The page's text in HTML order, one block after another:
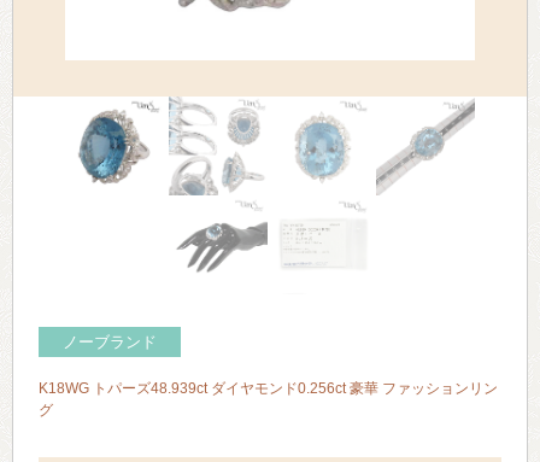
ノーブランド
K18WG トパーズ48.939ct ダイヤモンド0.256ct 豪華 ファッションリン
グ
> プライバシーポリシー
> お問い合わせ